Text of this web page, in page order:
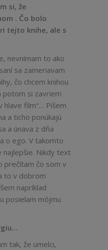
si, že
. Čo bolo
tejto knihe, ale s
nevnímam to ako
sa zameriavam
čo chcem knihou
si zavriem
hlave film“… Píšem
a ticho ponúkajú
a únava z dňa
o ego. V takomto
najlepšie. Nikdy text
prečítam čo som v
to v dobrom
napríklad
posielam môjmu
tak, že umelci,